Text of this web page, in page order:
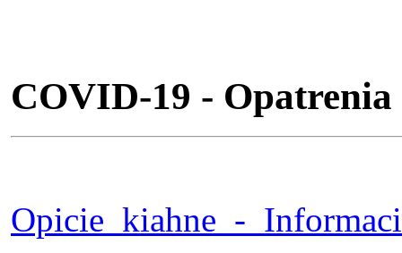
COVID-19 - Opatrenia
Opicie_kiahne_-